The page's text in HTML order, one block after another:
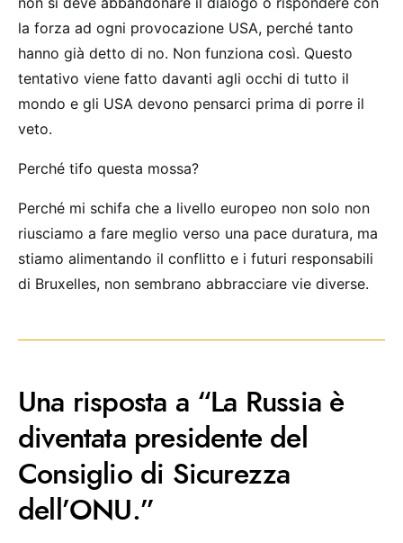
la forza ad ogni provocazione USA, perché tanto
hanno già detto di no. Non funziona così. Questo
tentativo viene fatto davanti agli occhi di tutto il
mondo e gli USA devono pensarci prima di porre il
veto.
Perché tifo questa mossa?
Perché mi schifa che a livello europeo non solo non
riusciamo a fare meglio verso una pace duratura, ma
stiamo alimentando il conflitto e i futuri responsabili
di Bruxelles, non sembrano abbracciare vie diverse.
Una risposta a “La Russia è
diventata presidente del
Consiglio di Sicurezza
dell’ONU.”